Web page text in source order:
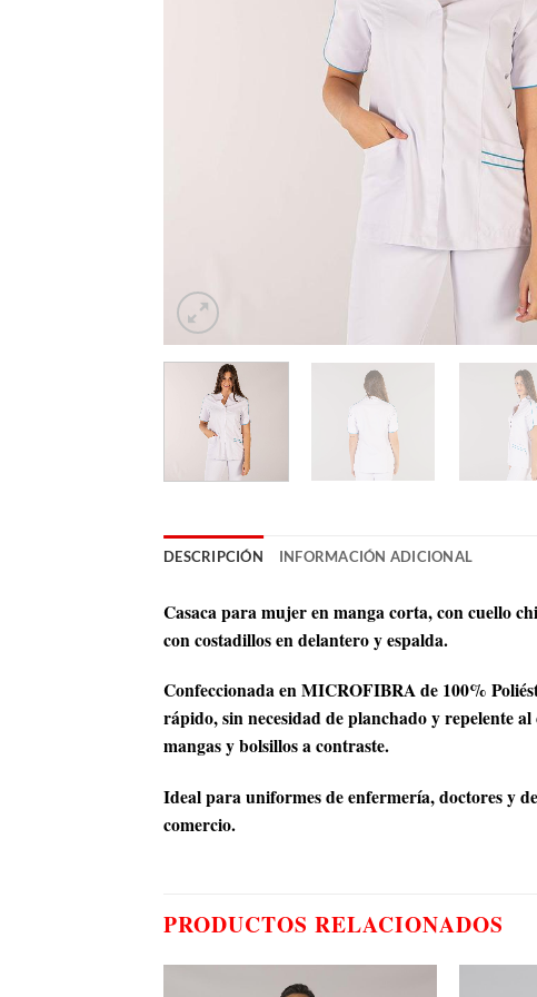
DESCRIPCIÓN INFORMACIÓN ADICIONAL
Casaca para mujer en manga corta, con cuello
con costadillos en delantero y espalda.
Confeccionada en MICROFIBRA de 100%
rápido, sin necesidad de planchado y repelente
mangas y bolsillos a contraste.
Ideal para uniformes de enfermería, doctores y
comercio.
PRODUCTOS RELACIONADOS